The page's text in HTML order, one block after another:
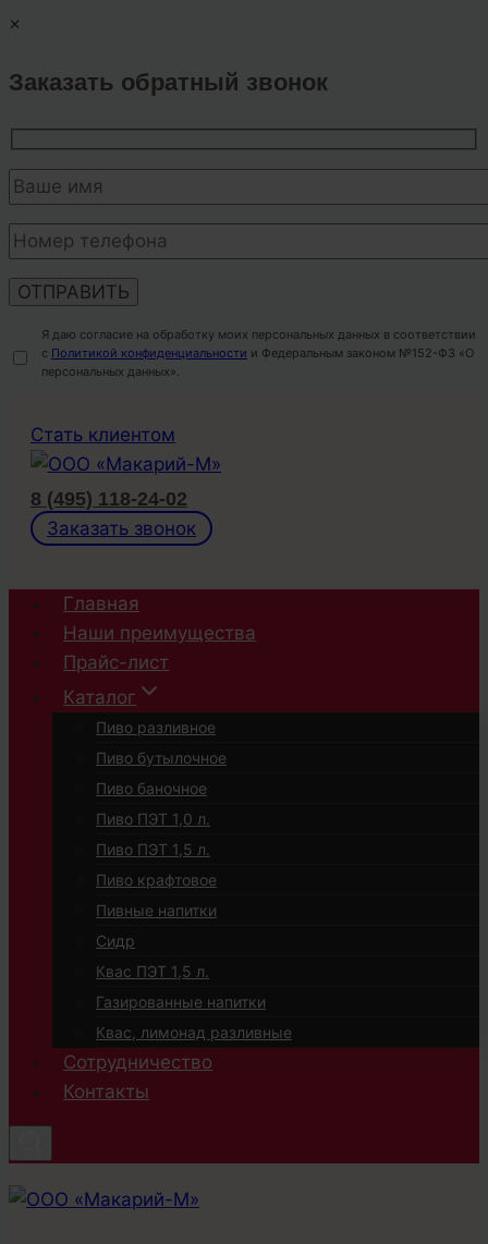
×
Заказать обратный звонок
Я даю согласие на обработку моих персональных данных в соответствии
с Политикой конфиденциальности и Федеральным законом №152-ФЗ «О
персональных данных».
содержимому
Стать клиентом
8 (495) 118-24-02
Заказать звонок
Главная
Наши преимущества
Прайс-лист
Каталог
Пиво разливное
Пиво бутылочное
Пиво баночное
Пиво ПЭТ 1,0 л.
Пиво ПЭТ 1,5 л.
Пиво крафтовое
Пивные напитки
Сидр
Квас ПЭТ 1,5 л.
Газированные напитки
Квас, лимонад разливные
Сотрудничество
Контакты